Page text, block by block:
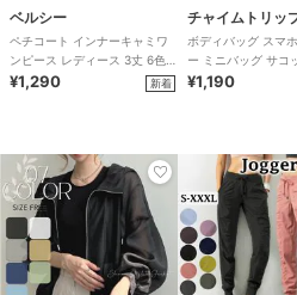
ベルシー
ペチコート インナーキャミワ
ンピース レディース 3丈 6色
透け防止
¥1,290 新着
チャイムトリッ
ボディバッグ スマ
ー ミニバッグ サコ
掛け ワンショルダ
¥1,190